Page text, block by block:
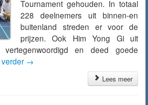
Tournament gehouden. In totaal
228 deelnemers uit binnen-en
buitenland streden er voor de
prijzen. Ook Him Yong Gi uit
vertegenwoordigd en deed goede
→
Lees meer